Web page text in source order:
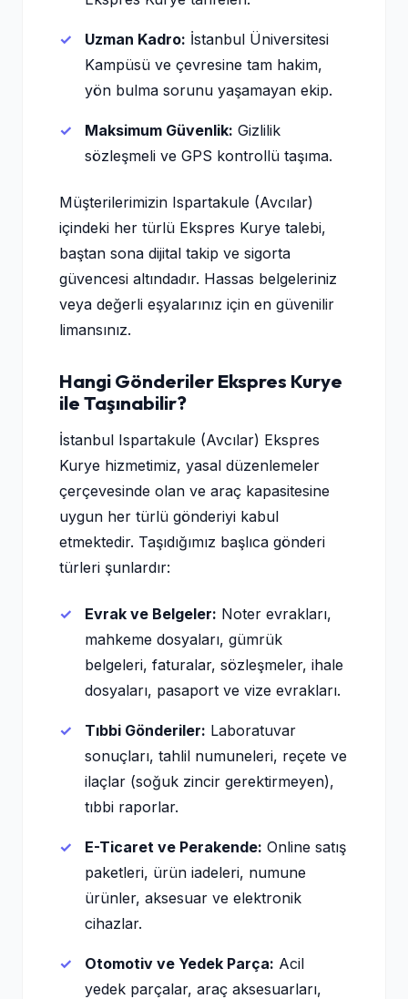
Uzman Kadro: İstanbul Üniversitesi
Kampüsü ve çevresine tam hakim,
yön bulma sorunu yaşamayan ekip.
Maksimum Güvenlik: Gizlilik
sözleşmeli ve GPS kontrollü taşıma.
Müşterilerimizin Ispartakule (Avcılar)
içindeki her türlü Ekspres Kurye talebi,
baştan sona dijital takip ve sigorta
güvencesi altındadır. Hassas belgeleriniz
veya değerli eşyalarınız için en güvenilir
limansınız.
Hangi Gönderiler Ekspres Kurye
ile Taşınabilir?
İstanbul Ispartakule (Avcılar) Ekspres
Kurye hizmetimiz, yasal düzenlemeler
çerçevesinde olan ve araç kapasitesine
uygun her türlü gönderiyi kabul
etmektedir. Taşıdığımız başlıca gönderi
türleri şunlardır:
Evrak ve Belgeler: Noter evrakları,
mahkeme dosyaları, gümrük
belgeleri, faturalar, sözleşmeler, ihale
dosyaları, pasaport ve vize evrakları.
Tıbbi Gönderiler: Laboratuvar
sonuçları, tahlil numuneleri, reçete ve
ilaçlar (soğuk zincir gerektirmeyen),
tıbbi raporlar.
E-Ticaret ve Perakende: Online satış
paketleri, ürün iadeleri, numune
ürünler, aksesuar ve elektronik
cihazlar.
Otomotiv ve Yedek Parça: Acil
yedek parçalar, araç aksesuarları,